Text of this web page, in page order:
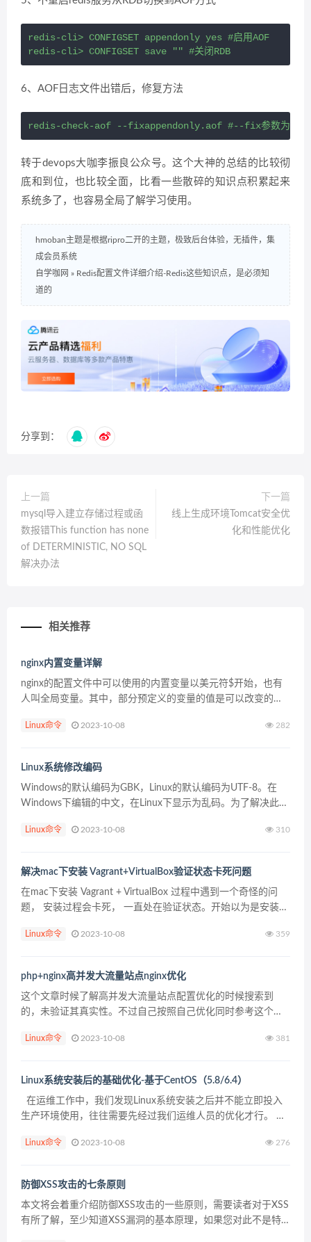
redis-cli> CONFIGSET appendonly yes #启用AOF
6、AOF日志文件出错后，修复方法
转于devops大咖李振良公众号。这个大神的总结的比较彻
底和到位，也比较全面，比看一些散碎的知识点积累起来
系统多了，也容易全局了解学习使用。
hmoban主题是根据ripro二开的主题，极致后台体验，无插件，集
成会员系统
自学咖网 » Redis配置文件详细介绍-Redis这些知识点，是必须知
道的
分享到：
上一篇
mysql导入建立存储过程或函
数报错This function has none
of DETERMINISTIC, NO SQL
解决办法
下一篇
线上生成环境Tomcat安全优
化和性能优化
相关推荐
nginx内置变量详解
nginx的配置文件中可以使用的内置变量以美元符$开始，也有
人叫全局变量。其中，部分预定义的变量的值是可以改变的。
PARAMETER参数的值。 $args ...
Linux命令 2023-10-08 282
Linux系统修改编码
Windows的默认编码为GBK，Linux的默认编码为UTF-8。在
Windows下编辑的中文，在Linux下显示为乱码。为了解决此问
/etc/sys...
Linux命令 2023-10-08 310
解决mac下安装 Vagrant+VirtualBox验证状态卡死问题
在mac下安装 Vagrant + VirtualBox 过程中遇到一个奇怪的问
题， 安装过程会卡死， 一直处在验证状态。开始以为是安装过
现，有人提到可能是权限问题，...
Linux命令 2023-10-08 359
php+nginx高并发大流量站点nginx优化
这个文章时候了解高并发大流量站点配置优化的时候搜索到
的，未验证其真实性。不过自己按照自己优化同时参考这个优
注意做这个优化之前，务必服务器内核调整优化。原文如下：
Linux命令 2023-10-08 381
Linux系统安装后的基础优化-基于CentOS（5.8/6.4）
在运维工作中，我们发现Linux系统安装之后并不能立即投入
生产环境使用，往往需要先经过我们运维人员的优化才行。 下
作。 注意：本次优化都是基于CentOS（...
Linux命令 2023-10-08 276
防御XSS攻击的七条原则
本文将会着重介绍防御XSS攻击的一些原则，需要读者对于XSS
有所了解，至少知道XSS漏洞的基本原理，如果您对此不是特